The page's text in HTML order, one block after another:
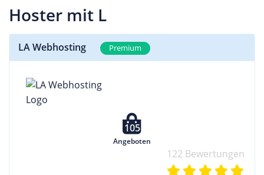
Hoster mit L
LA Webhosting Premium
105
Angeboten
122 Bewertungen